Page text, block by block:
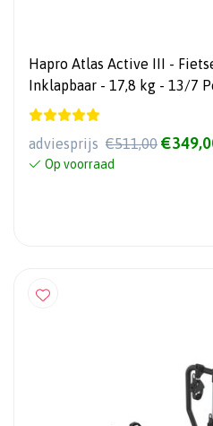
Hapro Atlas Active III -
Inklapbaar - 17,8 kg
adviesprijs €511,00
Op voorraad